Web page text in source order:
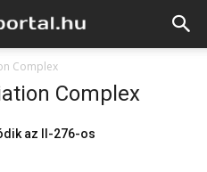
Complex
Complex
az Il-276-os